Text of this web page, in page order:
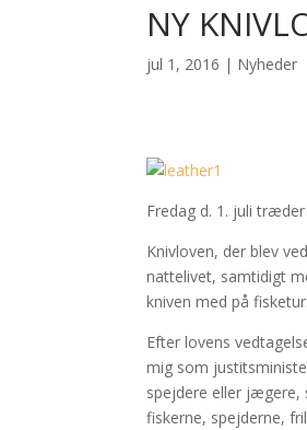
NY
jul 1, 2016 | Nyheder
Fredag d. 1. juli
Knivloven, der blev
nattelivet, samtidigt
kniven med på fisketur.
Efter lovens
mig som
spejdere eller jægere,
fiskerne, spejderne,